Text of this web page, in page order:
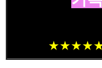
★ ★ ★★